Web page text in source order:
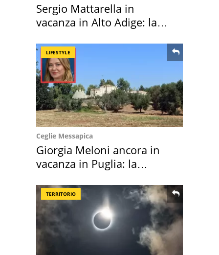
Sergio Mattarella in
vacanza in Alto Adige: la
LIFESTYLE
Ceglie Messapica
Giorgia Meloni ancora in
vacanza in Puglia: la
TERRITORIO